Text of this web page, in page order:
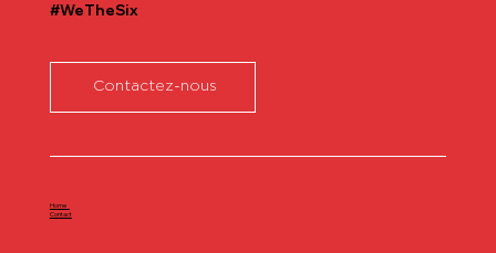
#WeTheSix
Contactez-nous
Home
Contact